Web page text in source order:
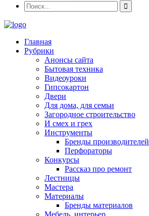
Главная
Рубрики
Анонсы сайта
Бытовая техника
Видеоуроки
Гипсокартон
Двери
Для дома, для семьи
Загородное строительство
И смех и грех
Инструменты
Бренды производителей
Перфораторы
Конкурсы
Рассказ про ремонт
Лестницы
Мастера
Материалы
Бренды материалов
Мебель, интерьер